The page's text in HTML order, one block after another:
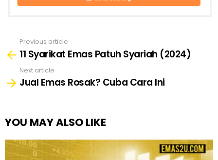
more
Previous article
11 Syarikat Emas Patuh Syariah (2024)
Next article
Jual Emas Rosak? Cuba Cara Ini
YOU MAY ALSO LIKE